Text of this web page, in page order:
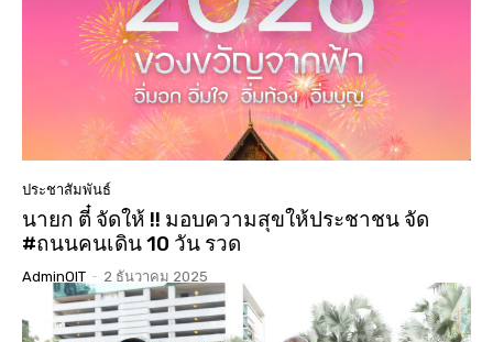
ประชาสัมพันธ์
นายก ตี๋ จัดให้ !! มอบความสุขให้ประชาชน จัด
#ถนนคนเดิน 10 วัน รวด
AdminOIT - 2 ธันวาคม 2025